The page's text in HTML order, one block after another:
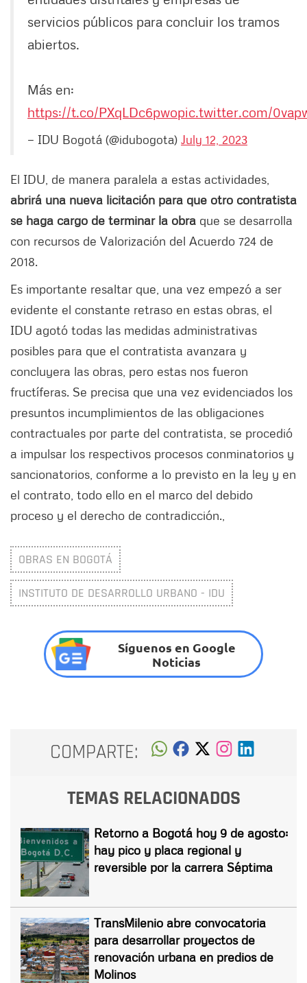
servicios públicos para concluir los tramos
abiertos.
Más en:
https://t.co/PXqLDc6pwopic.twitter.com/
— IDU Bogotá (@idubogota) July 12, 2023
El IDU, de manera paralela a estas actividades,
abrirá una nueva licitación para que otro contratista
se haga cargo de terminar la obra que se desarrolla
con recursos de Valorización del Acuerdo 724 de
2018.
Es importante resaltar que, una vez empezó a ser
evidente el constante retraso en estas obras, el
IDU agotó todas las medidas administrativas
posibles para que el contratista avanzara y
concluyera las obras, pero estas nos fueron
fructíferas. Se precisa que una vez evidenciados los
presuntos incumplimientos de las obligaciones
contractuales por parte del contratista, se procedió
a impulsar los respectivos procesos conminatorios y
sancionatorios, conforme a lo previsto en la ley y en
el contrato, todo ello en el marco del debido
proceso y el derecho de contradicción.,
OBRAS EN BOGOTÁ
INSTITUTO DE DESARROLLO URBANO - IDU
Síguenos en Google
Noticias
COMPARTE:
TEMAS RELACIONADOS
Retorno a Bogotá hoy 9 de agosto:
hay pico y placa regional y
reversible por la carrera Séptima
TransMilenio abre convocatoria
para desarrollar proyectos de
renovación urbana en predios de
Molinos